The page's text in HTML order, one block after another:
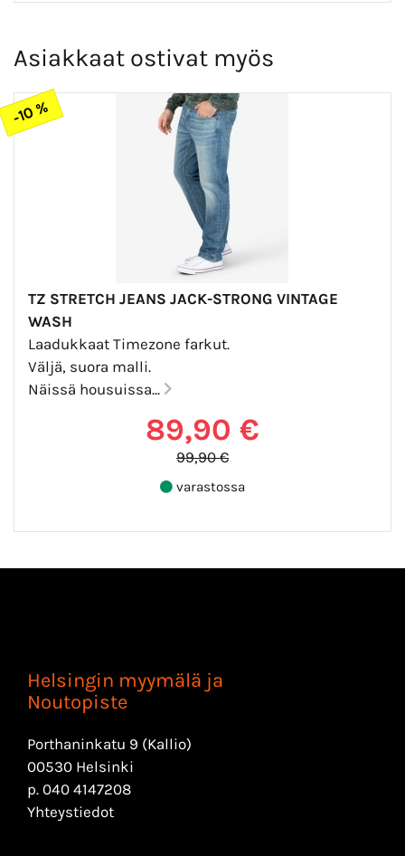
Asiakkaat ostivat myös
-10 %
TZ STRETCH JEANS JACK-STRONG VINTAGE
WASH
Laadukkaat Timezone farkut.
Väljä, suora malli.
Näissä housuissa...
89,90 €
99,90 €
varastossa
Helsingin myymälä ja
Noutopiste
Porthaninkatu 9 (Kallio)
00530 Helsinki
p. 040 4147208
Yhteystiedot